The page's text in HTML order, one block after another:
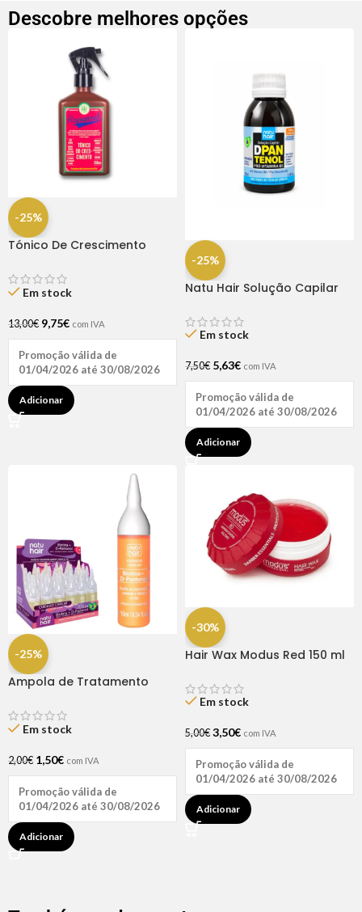
Descobre melhores opções
-25%
Tónico De Crescimento
Em stock
13,00€ 9,75€ com IVA
Promoção válida de
01/04/2026 até 30/08/2026
Adicionar
-25%
Natu Hair Solução Capilar
Em stock
7,50€ 5,63€ com IVA
Promoção válida de
01/04/2026 até 30/08/2026
Adicionar
-25%
Ampola de Tratamento
Hair (1 UNIDADE)
Em stock
2,00€ 1,50€ com IVA
Promoção válida de
01/04/2026 até 30/08/2026
Adicionar
-30%
Hair Wax Modus Red 150 ml
Em stock
5,00€ 3,50€ com IVA
Promoção válida de
01/04/2026 até 30/08/2026
Adicionar